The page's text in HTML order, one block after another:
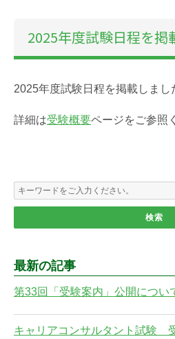
2025年度試験日程を掲
2025年度試験日程を掲載しまし
詳細は受験概要ページをご参照
最新の記事
第33回「受験案内」公開につい
キャリアコンサルタント試験